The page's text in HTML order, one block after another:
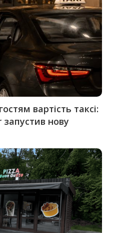
вартість таксі:
запустив нову